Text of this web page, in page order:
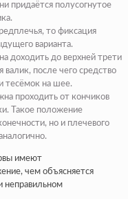
придаётся полусогнутое
то фиксация
варианта.
доходить до верхней трети
после чего средство
тесёмок на шее.
проходить от кончиков
Такое положение
но и плечевого
имеют
чем объясняется
неправильном